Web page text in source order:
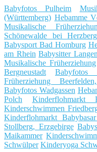
Babyfotos Pulheim
(Württemberg) Hebamme
Musikalische
Schönewalde bei
Babysport Bad Homburg
am Rhein Babysitter
Musikalische
Bergneustadt
Babyfotos
Früherziehung
Babyfotos Wadgassen
Polch
Kinderflohmarkt
Kinderschwimmen
Kinderflohmarkt
Stollberg, Erzgebirge
Maikammer
Schwülper Kinderyoga